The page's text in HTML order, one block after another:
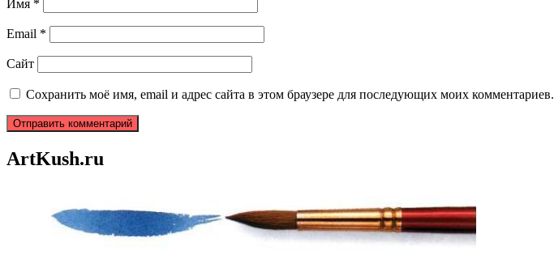
Имя *
Email *
Сайт
Сохранить моё имя, email и адрес сайта в этом браузере для последующих моих комментариев.
ArtKush.ru